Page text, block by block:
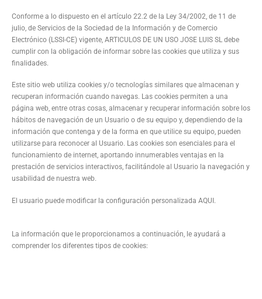
Conforme a lo dispuesto en el artículo 22.2 de la Ley 34/2002, de 11 de
julio, de Servicios de la Sociedad de la Información y de Comercio
Electrónico (LSSI-CE) vigente, ARTICULOS DE UN USO JOSE LUIS SL debe
cumplir con la obligación de informar sobre las cookies que utiliza y sus
finalidades.
Este sitio web utiliza cookies y/o tecnologías similares que almacenan y
recuperan información cuando navegas. Las cookies permiten a una
página web, entre otras cosas, almacenar y recuperar información sobre los
hábitos de navegación de un Usuario o de su equipo y, dependiendo de la
información que contenga y de la forma en que utilice su equipo, pueden
utilizarse para reconocer al Usuario. Las cookies son esenciales para el
funcionamiento de internet, aportando innumerables ventajas en la
prestación de servicios interactivos, facilitándole al Usuario la navegación y
usabilidad de nuestra web.
El usuario puede modificar la configuración personalizada AQUI.
La información que le proporcionamos a continuación, le ayudará a
comprender los diferentes tipos de cookies: